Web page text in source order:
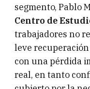
segmento, Pablo
Centro de
trabajadores no
leve
con una pérdida
real, en tanto